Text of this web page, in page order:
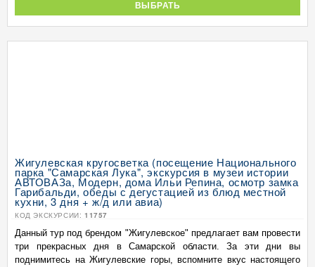
ВЫБРАТЬ
Жигулевская кругосветка (посещение Национального
парка "Самарская Лука", экскурсия в музеи истории
АВТОВАЗа, Модерн, дома Ильи Репина, осмотр замка
Гарибальди, обеды с дегустацией из блюд местной
кухни, 3 дня + ж/д или авиа)
КОД ЭКСКУРСИИ: 11757
Данный тур под брендом "Жигулевское" предлагает вам провести
три прекрасных дня в Самарской области. За эти дни вы
поднимитесь на Жигулевские горы, вспомните вкус настоящего